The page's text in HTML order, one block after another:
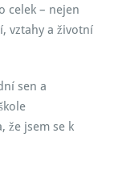
celek – nejen
vztahy a životní
sen a
že jsem se k